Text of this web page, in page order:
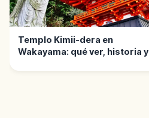
Templo Kimii-dera en
Wakayama: qué ver, historia y